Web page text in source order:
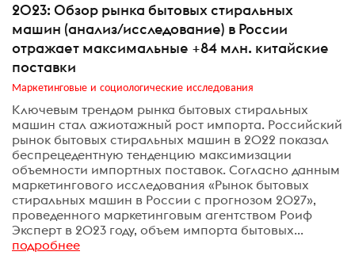
2023: Обзор рынка бытовых стиральных
машин (анализ/исследование) в России
отражает максимальные +84 млн. китайские
поставки
Маркетинговые и социологические исследования
Ключевым трендом рынка бытовых стиральных
машин стал ажиотажный рост импорта. Российский
рынок бытовых стиральных машин в 2022 показал
беспрецедентную тенденцию максимизации
объемности импортных поставок. Согласно данным
маркетингового исследования «Рынок бытовых
стиральных машин в России с прогнозом 2027»,
проведенного маркетинговым агентством Роиф
Эксперт в 2023 году, объем импорта бытовых...
подробнее